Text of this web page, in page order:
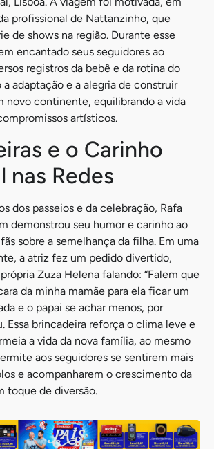
profissional de Nattanzinho, que
de shows na região. Durante esse
encantado seus seguidores ao
registros da bebê e da rotina do
a adaptação e a alegria de construir
novo continente, equilibrando a vida
artísticos.
e o Carinho
nas Redes
dos passeios e da celebração, Rafa
demonstrou seu humor e carinho ao
sobre a semelhança da filha. Em uma
a atriz fez um pedido divertido,
Zuza Helena falando: “Falem que
da minha mamãe para ela ficar um
e o papai se achar menos, por
Essa brincadeira reforça o clima leve e
a vida da nova família, ao mesmo
aos seguidores se sentirem mais
e acompanharem o crescimento da
toque de diversão.